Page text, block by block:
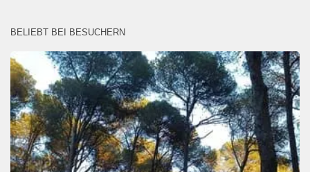
BELIEBT BEI BESUCHERN